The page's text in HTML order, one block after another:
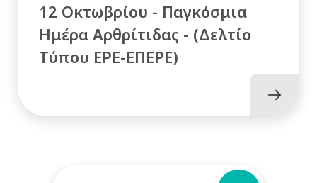
12 Οκτωβρίου - Παγκόσμια
Ημέρα Αρθρίτιδας - (Δελτίο
Τύπου ΕΡΕ-ΕΠΕΡΕ)